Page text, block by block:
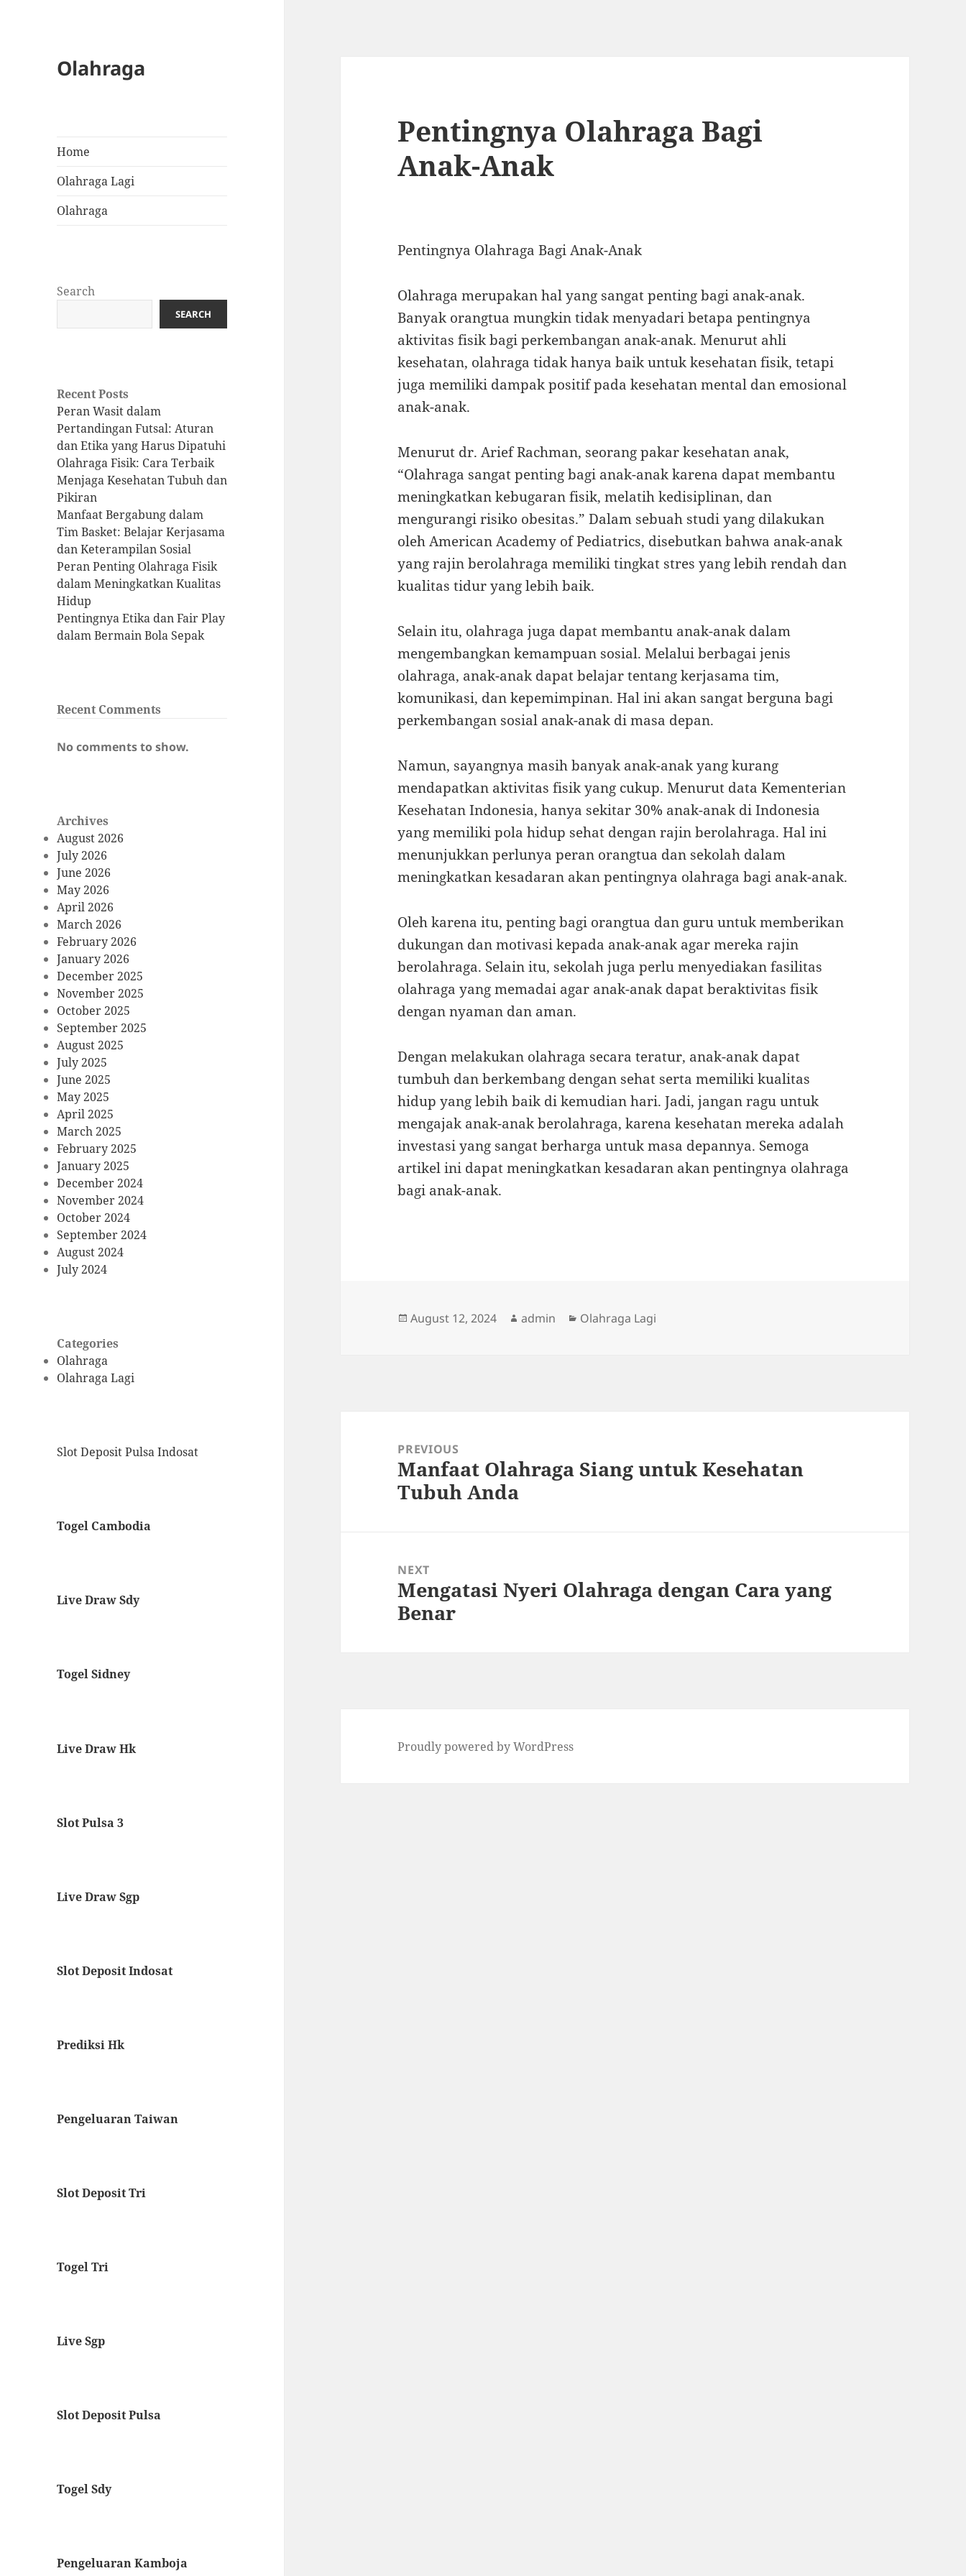
Olahraga
Home
Olahraga Lagi
Olahraga
Search
SEARCH
Recent Posts
Peran Wasit dalam
Pertandingan Futsal: Aturan
dan Etika yang Harus Dipatuhi
Olahraga Fisik: Cara Terbaik
Menjaga Kesehatan Tubuh dan
Pikiran
Manfaat Bergabung dalam
Tim Basket: Belajar Kerjasama
dan Keterampilan Sosial
Peran Penting Olahraga Fisik
dalam Meningkatkan Kualitas
Hidup
Pentingnya Etika dan Fair Play
dalam Bermain Bola Sepak
Recent Comments
No comments to show.
Archives
August 2026
July 2026
June 2026
May 2026
April 2026
March 2026
February 2026
January 2026
December 2025
November 2025
October 2025
September 2025
August 2025
July 2025
June 2025
May 2025
April 2025
March 2025
February 2025
January 2025
December 2024
November 2024
October 2024
September 2024
August 2024
July 2024
Categories
Olahraga
Olahraga Lagi
Slot Deposit Pulsa Indosat
Togel Cambodia
Live Draw Sdy
Togel Sidney
Live Draw Hk
Slot Pulsa 3
Live Draw Sgp
Slot Deposit Indosat
Prediksi Hk
Pengeluaran Taiwan
Slot Deposit Tri
Togel Tri
Live Sgp
Slot Deposit Pulsa
Togel Sdy
Pengeluaran Kamboja
Pentingnya Olahraga Bagi
Anak-Anak
Pentingnya Olahraga Bagi Anak-Anak
Olahraga merupakan hal yang sangat penting bagi anak-anak.
Banyak orangtua mungkin tidak menyadari betapa pentingnya
aktivitas fisik bagi perkembangan anak-anak. Menurut ahli
kesehatan, olahraga tidak hanya baik untuk kesehatan fisik, tetapi
juga memiliki dampak positif pada kesehatan mental dan emosional
anak-anak.
Menurut dr. Arief Rachman, seorang pakar kesehatan anak,
“Olahraga sangat penting bagi anak-anak karena dapat membantu
meningkatkan kebugaran fisik, melatih kedisiplinan, dan
mengurangi risiko obesitas.” Dalam sebuah studi yang dilakukan
oleh American Academy of Pediatrics, disebutkan bahwa anak-anak
yang rajin berolahraga memiliki tingkat stres yang lebih rendah dan
kualitas tidur yang lebih baik.
Selain itu, olahraga juga dapat membantu anak-anak dalam
mengembangkan kemampuan sosial. Melalui berbagai jenis
olahraga, anak-anak dapat belajar tentang kerjasama tim,
komunikasi, dan kepemimpinan. Hal ini akan sangat berguna bagi
perkembangan sosial anak-anak di masa depan.
Namun, sayangnya masih banyak anak-anak yang kurang
mendapatkan aktivitas fisik yang cukup. Menurut data Kementerian
Kesehatan Indonesia, hanya sekitar 30% anak-anak di Indonesia
yang memiliki pola hidup sehat dengan rajin berolahraga. Hal ini
menunjukkan perlunya peran orangtua dan sekolah dalam
meningkatkan kesadaran akan pentingnya olahraga bagi anak-anak.
Oleh karena itu, penting bagi orangtua dan guru untuk memberikan
dukungan dan motivasi kepada anak-anak agar mereka rajin
berolahraga. Selain itu, sekolah juga perlu menyediakan fasilitas
olahraga yang memadai agar anak-anak dapat beraktivitas fisik
dengan nyaman dan aman.
Dengan melakukan olahraga secara teratur, anak-anak dapat
tumbuh dan berkembang dengan sehat serta memiliki kualitas
hidup yang lebih baik di kemudian hari. Jadi, jangan ragu untuk
mengajak anak-anak berolahraga, karena kesehatan mereka adalah
investasi yang sangat berharga untuk masa depannya. Semoga
artikel ini dapat meningkatkan kesadaran akan pentingnya olahraga
bagi anak-anak.
Posted
August 12, 2024 Author
admin Categories
Olahraga Lagi
navigationPREVIOUS
Previous
post:
Manfaat Olahraga Siang untuk Kesehatan
Tubuh Anda
NEXT
Next
post:
Mengatasi Nyeri Olahraga dengan Cara yang
Benar
Proudly powered by WordPress